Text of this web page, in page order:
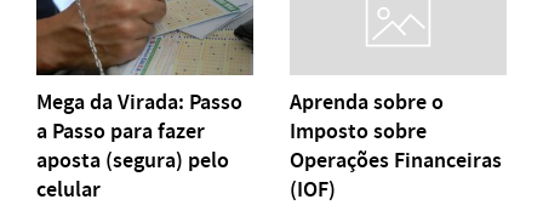
Mega da Virada: Passo
a Passo para fazer
aposta (segura) pelo
celular
Aprenda sobre o
Imposto sobre
Operações Financeiras
(IOF)